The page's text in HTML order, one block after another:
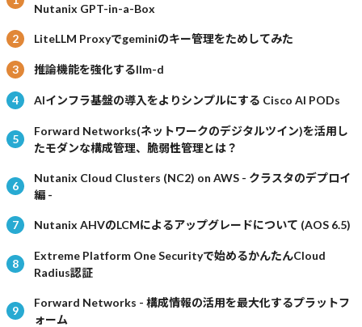
Nutanix GPT-in-a-Box
LiteLLM Proxyでgeminiのキー管理をためしてみた
推論機能を強化するllm-d
AIインフラ基盤の導入をよりシンプルにする Cisco AI PODs
Forward Networks(ネットワークのデジタルツイン)を活用し
たモダンな構成管理、脆弱性管理とは？
Nutanix Cloud Clusters (NC2) on AWS - クラスタのデプロイ
編 -
Nutanix AHVのLCMによるアップグレードについて (AOS 6.5)
Extreme Platform One Securityで始めるかんたんCloud
Radius認証
Forward Networks - 構成情報の活用を最大化するプラットフ
ォーム